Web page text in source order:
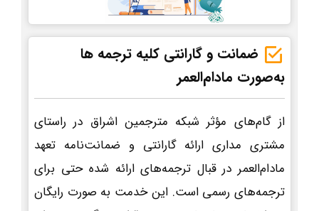
ضمانت و گارانتی کلیه ترجمه ها
به‌صورت مادام‌العمر
از گام‌های مؤثر شبکه مترجمین اشراق در راستای
مشتری مداری ارائه گارانتی و ضمانت‌نامه تعهد
مادام‌العمر در قبال ترجمه‌های ارائه شده حتی برای
ترجمه‌های رسمی است. این خدمت به صورت رایگان